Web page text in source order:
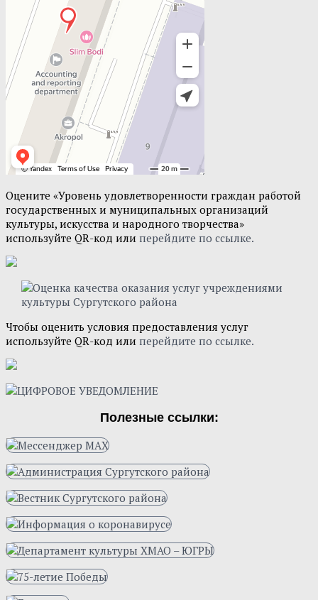
Оцените «Уровень удовлетворенности граждан работой
государственных и муниципальных организаций
культуры, искусства и народного творчества»
используйте QR-код или перейдите по ссылке.
Чтобы оценить условия предоставления услуг
используйте QR-код или перейдите по ссылке.
Полезные ссылки: